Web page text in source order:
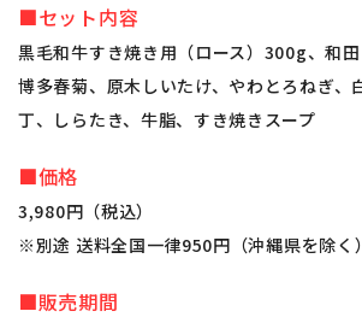
■セット内容
黒毛和牛すき焼き用（ロース）300g、和田
博多春菊、原木しいたけ、やわとろねぎ、
丁、しらたき、牛脂、すき焼きスープ
■価格
3,980円（税込）
※別途 送料全国一律950円（沖縄県を除く）
■販売期間